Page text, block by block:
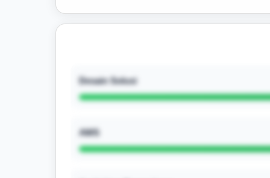
Desain Solusi
AWS